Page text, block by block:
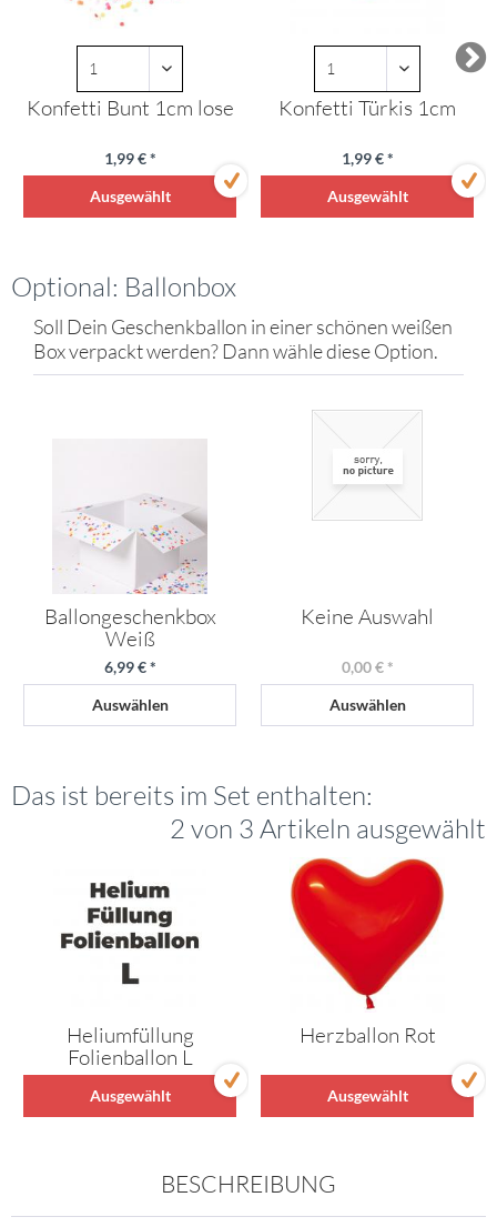
Konfetti Bunt 1cm lose
1,99 € *
Ausgewählt
Konfetti Türkis 1cm
1,99 € *
Ausgewählt
Optional: Ballonbox
Soll Dein Geschenkballon in einer schönen weißen
Box verpackt werden? Dann wähle diese Option.
Ballongeschenkbox
Weiß
6,99 € *
Auswählen
Keine Auswahl
0,00 € *
Auswählen
Das ist bereits im Set enthalten:
2 von 3 Artikeln ausgewählt
Heliumfüllung
Folienballon L
Ausgewählt
Herzballon Rot
Ausgewählt
BESCHREIBUNG